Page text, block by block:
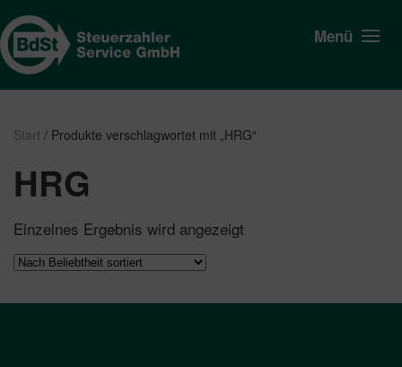
Menü
Start / Produkte verschlagwortet mit „HRG“
HRG
Einzelnes Ergebnis wird angezeigt